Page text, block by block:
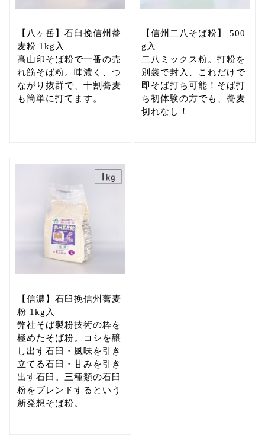
【八ヶ岳】石臼挽信州蕎
麦粉 1kg入
髙山印そば粉で一番の売
れ筋そば粉。味濃く、つ
ながり抜群で、十割蕎麦
も簡単に打てます。
【信州二八そば粉】 500
g入
二八ミックス粉。打粉を
別袋で封入、これだけで
即そば打ち可能！そば打
ち初体験の方でも、蕎麦
切れなし！
【信濃】石臼挽信州蕎麦
粉 1kg入
弊社そば製粉技術の粋を
極めたそば粉。コシを醸
し出す石臼・風味を引き
立てる石臼・甘みを引き
出す石臼。三種類の石臼
粉をブレンドするという
新発想そば粉。